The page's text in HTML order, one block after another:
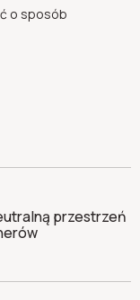
o sposób
przestrzeń